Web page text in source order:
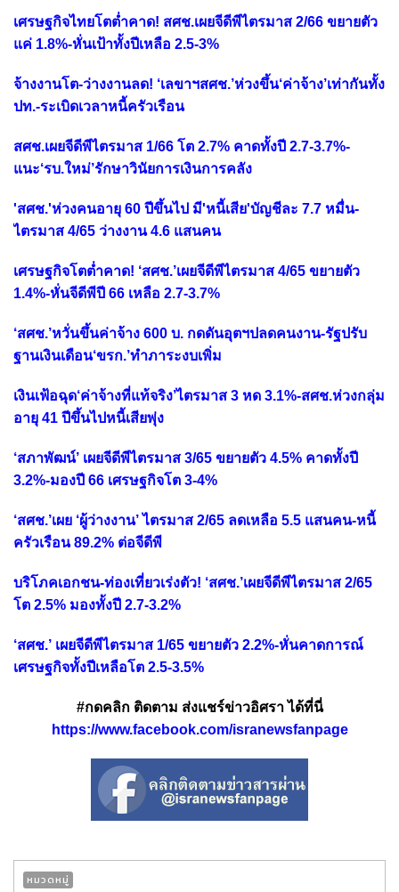
เศรษฐกิจไทยโตต่ำคาด! สศช.เผยจีดีพีไตรมาส 2/66 ขยายตัว
แค่ 1.8%-หั่นเป้าทั้งปีเหลือ 2.5-3%
จ้างงานโต-ว่างงานลด! ‘เลขาฯสศช.’ห่วงขึ้น‘ค่าจ้าง’เท่ากันทั้ง
ปท.-ระเบิดเวลาหนี้ครัวเรือน
สศช.เผยจีดีพีไตรมาส 1/66 โต 2.7% คาดทั้งปี 2.7-3.7%-
แนะ‘รบ.ใหม่’รักษาวินัยการเงินการคลัง
'สศช.'ห่วงคนอายุ 60 ปีขึ้นไป มี'หนี้เสีย'บัญชีละ 7.7 หมื่น-
ไตรมาส 4/65 ว่างงาน 4.6 แสนคน
เศรษฐกิจโตต่ำคาด! ‘สศช.’เผยจีดีพีไตรมาส 4/65 ขยายตัว
1.4%-หั่นจีดีพีปี 66 เหลือ 2.7-3.7%
‘สศช.’หวั่นขึ้นค่าจ้าง 600 บ. กดดันอุตฯปลดคนงาน-รัฐปรับ
ฐานเงินเดือน‘ขรก.’ทำภาระงบเพิ่ม
เงินเฟ้อฉุด‘ค่าจ้างที่แท้จริง’ไตรมาส 3 หด 3.1%-สศช.ห่วงกลุ่ม
อายุ 41 ปีขึ้นไปหนี้เสียพุ่ง
‘สภาพัฒน์’ เผยจีดีพีไตรมาส 3/65 ขยายตัว 4.5% คาดทั้งปี
3.2%-มองปี 66 เศรษฐกิจโต 3-4%
‘สศช.’เผย ‘ผู้ว่างงาน’ ไตรมาส 2/65 ลดเหลือ 5.5 แสนคน-หนี้
ครัวเรือน 89.2% ต่อจีดีพี
บริโภคเอกชน-ท่องเที่ยวเร่งตัว! ‘สศช.’เผยจีดีพีไตรมาส 2/65
โต 2.5% มองทั้งปี 2.7-3.2%
‘สศช.’ เผยจีดีพีไตรมาส 1/65 ขยายตัว 2.2%-หั่นคาดการณ์
เศรษฐกิจทั้งปีเหลือโต 2.5-3.5%
#กดคลิก ติดตาม ส่งแชร์ข่าวอิศรา ได้ที่นี่
https://www.facebook.com/isranewsfanpage
หมวดหมู่